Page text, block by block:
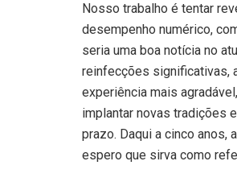
Nosso trabalho é tentar
desempenho numérico,
seria uma boa notícia no
reinfecções significativas,
experiência mais
implantar novas tradições
prazo. Daqui a cinco anos,
espero que sirva como